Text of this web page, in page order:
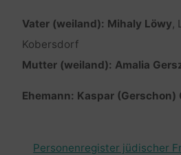
Vater (weiland): Mihaly Löwy,
Kobersdorf
Mutter (weiland): Amalia
Ehemann: Kaspar (Gerschon)
Personenregister jüdischer